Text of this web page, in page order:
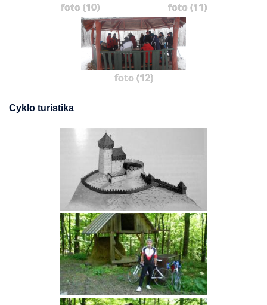
foto (10) foto (11)
foto (12)
Cyklo turistika